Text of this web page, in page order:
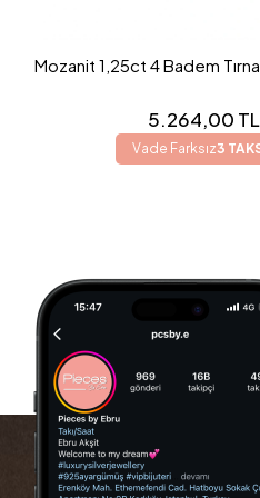
Mozanit 1,25ct 4 Badem
5.264,00 TL
Vade Farksız3